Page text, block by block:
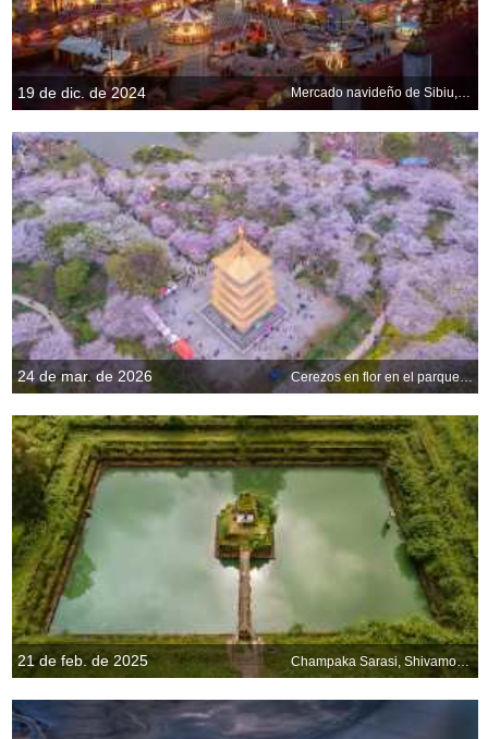
19 de dic. de 2024 Mercado navideño de Sibiu, Rumanía
24 de mar. de 2026 Cerezos en flor en el parque East Lake Cherry Blossom, Wuhan, China
21 de feb. de 2025 Champaka Sarasi, Shivamogga, Karnataka, India